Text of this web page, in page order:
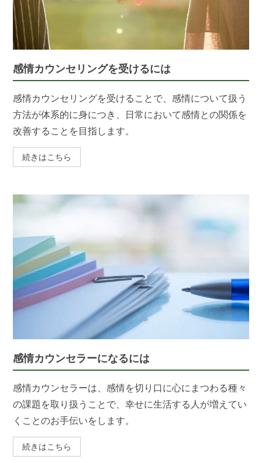
感情カウンセリングを受けるには
感情カウンセリングを受けることで、感情について扱う
方法が体系的に身につき、日常において感情との関係を
改善することを目指します。
続きはこちら
感情カウンセラーになるには
感情カウンセラーは、感情を切り口に心にまつわる種々
の課題を取り扱うことで、幸せに生活する人が増えてい
くことのお手伝いをします。
続きはこちら